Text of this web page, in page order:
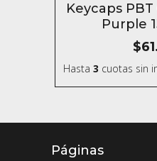
Keycaps
Purple
Hasta 3 cuotas sin
Páginas